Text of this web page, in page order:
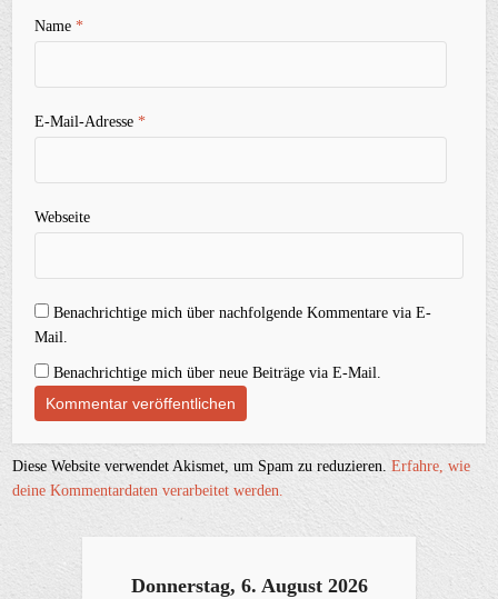
Name*
E-Mail-Adresse*
Webseite
Benachrichtige mich über nachfolgende Kommentare via E-
Mail.
Benachrichtige mich über neue Beiträge via E-Mail.
Diese Website verwendet Akismet, um Spam zu reduzieren.Erfahre, wie
deine Kommentardaten verarbeitet werden.
Donnerstag, 6. August 2026